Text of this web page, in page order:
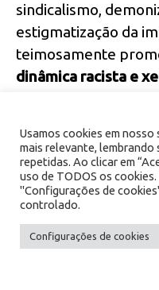
sindicalismo,
estigmatização da
teimosamente
dinâmica racista e
político
Diante disso,
conseguem pensar
branquear o
antecipadamente
Usamos cookies em
mais relevante, lembrando
repetidas. Ao clicar em
uso de TODOS os
"Configurações de
controlado.
Configurações de cookies